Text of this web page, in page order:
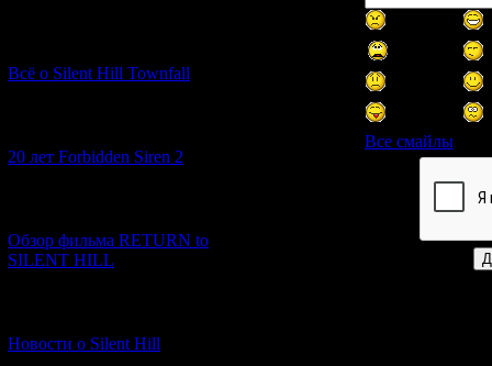
Всё о Silent Hill Townfall
20 лет Forbidden Siren 2
Обзор фильма RETURN to
SILENT HILL
Новости о Silent Hill
Все смайлы